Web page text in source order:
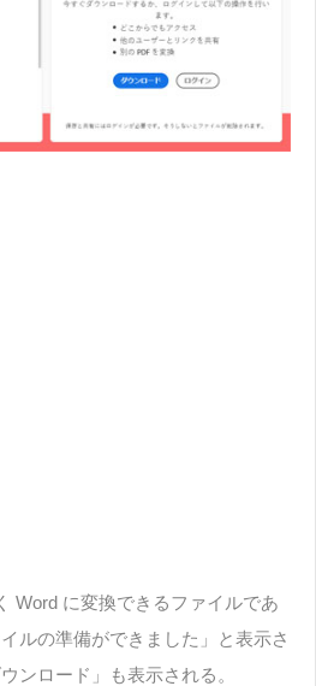
Word に変換できるファイルであ
ルの準備ができました」と表示さ
ンロード」も表示される。